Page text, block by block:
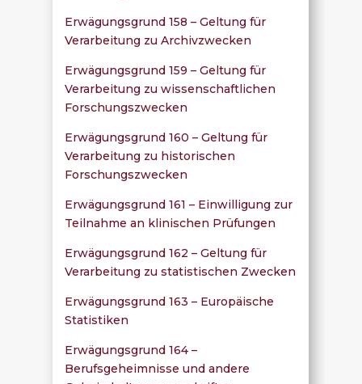
Erwägungsgrund 158 – Geltung für
Verarbeitung zu Archivzwecken
Erwägungsgrund 159 – Geltung für
Verarbeitung zu wissenschaftlichen
Forschungszwecken
Erwägungsgrund 160 – Geltung für
Verarbeitung zu historischen
Forschungszwecken
Erwägungsgrund 161 – Einwilligung zur
Teilnahme an klinischen Prüfungen
Erwägungsgrund 162 – Geltung für
Verarbeitung zu statistischen Zwecken
Erwägungsgrund 163 – Europäische
Statistiken
Erwägungsgrund 164 –
Berufsgeheimnisse und andere